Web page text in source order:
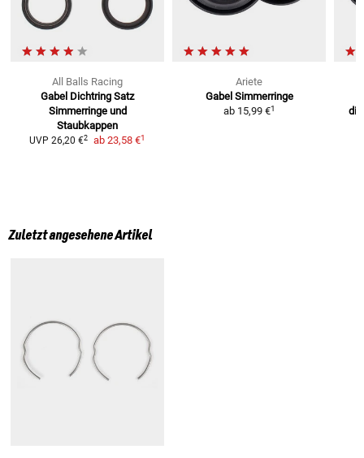
All Balls Racing
Gabel Dichtring Satz
Simmerringe und
Staubkappen
UVP 26,20 €2 ab 23,58 €1
Ariete
Gabel Simmerringe
ab 15,99 €1
Zuletzt angesehene Artikel